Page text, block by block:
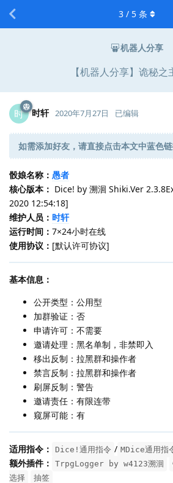
机器人分享
【机器人分享】诡秘之
3 / 5 条
时 时轩 2020年7月27日 已编辑
如需添加好友，请直接点击本文中蓝色
骰娘名称： 愚者
核心版本： Dice! by 溯洄 Shiki.Ver
2020 12:54:18]
维护人员： 时轩
运行时间： 7×24小时在线
使用协议： [默认许可协议]
基本信息：
公开类型：公用型
加群验证：否
申请许可：不需要
邀请处理：黑名单制，非禁即入
移出反制：拉黑群和操作者
禁言反制：拉黑群和操作者
刷屏反制：警告
邀请责任：有限连带
窥屏可能：有
适用指令： Dice!通用指令 / MDice通用指
额外插件： TrpgLogger by w4123溯洄
选择
抽签